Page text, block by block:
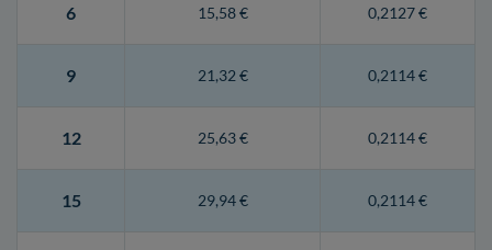
6 15,58 € 0,2127 €
9 21,32 € 0,2114 €
12 25,63 € 0,2114 €
15 29,94 € 0,2114 €